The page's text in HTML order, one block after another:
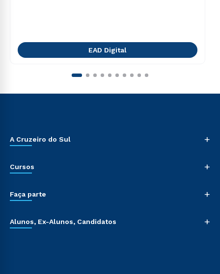
EAD Digital
A Cruzeiro do Sul +
Cursos +
Faça parte +
Alunos, Ex-Alunos, Candidatos +